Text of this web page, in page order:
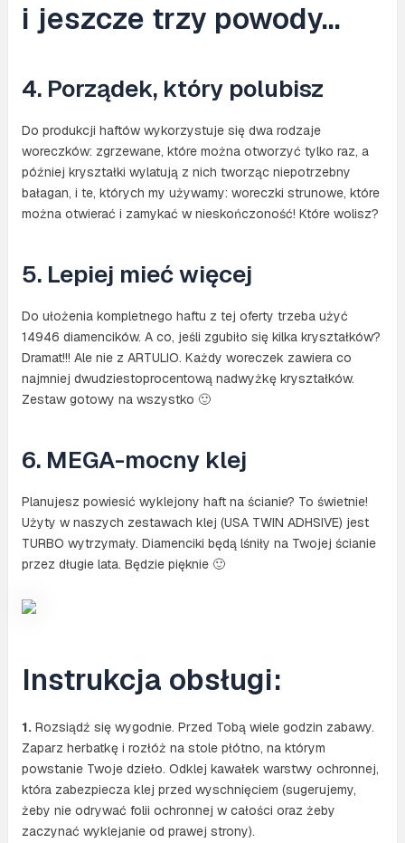
i jeszcze trzy powody…
4. Porządek, który polubisz
Do produkcji haftów wykorzystuje się dwa rodzaje
woreczków: zgrzewane, które można otworzyć tylko raz, a
później kryształki wylatują z nich tworząc niepotrzebny
bałagan, i te, których my używamy: woreczki strunowe, które
można otwierać i zamykać w nieskończoność! Które wolisz?
5. Lepiej mieć więcej
Do ułożenia kompletnego haftu z tej oferty trzeba użyć
14946 diamencików. A co, jeśli zgubiło się kilka kryształków?
Dramat!!! Ale nie z ARTULIO. Każdy woreczek zawiera co
najmniej dwudziestoprocentową nadwyżkę kryształków.
Zestaw gotowy na wszystko 🙂
6. MEGA-mocny klej
Planujesz powiesić wyklejony haft na ścianie? To świetnie!
Użyty w naszych zestawach klej (USA TWIN ADHSIVE) jest
TURBO wytrzymały. Diamenciki będą lśniły na Twojej ścianie
przez długie lata. Będzie pięknie 🙂
Instrukcja obsługi:
1.Rozsiądź się wygodnie. Przed Tobą wiele godzin zabawy.
Zaparz herbatkę i rozłóż na stole płótno, na którym
powstanie Twoje dzieło. Odklej kawałek warstwy ochronnej,
która zabezpiecza klej przed wyschnięciem (sugerujemy,
żeby nie odrywać folii ochronnej w całości oraz żeby
zaczynać wyklejanie od prawej strony).